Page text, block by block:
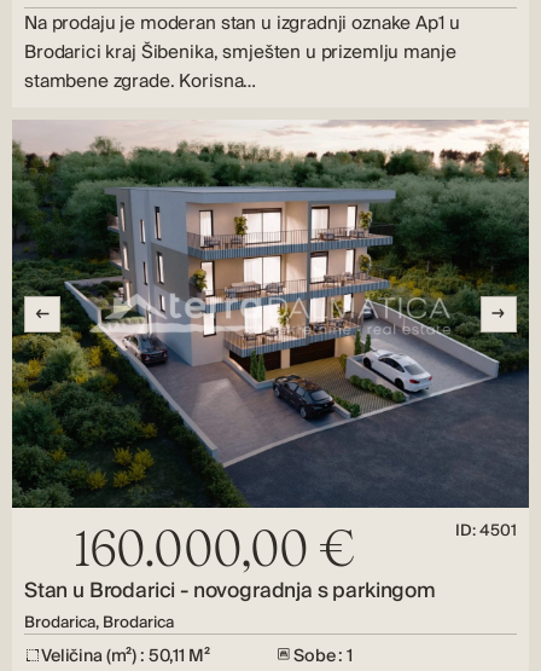
Na prodaju je moderan stan u izgradnji oznake Ap1 u
Brodarici kraj Šibenika, smješten u prizemlju manje
stambene zgrade. Korisna…
160.000,00 € ID: 4501
Stan u Brodarici - novogradnja s parkingom
Brodarica, Brodarica
Veličina (m²) : 50,11 M²
Sobe : 1